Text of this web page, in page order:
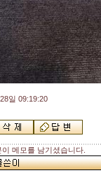
일 09:19:20
이 메모를 남기셨습니다.